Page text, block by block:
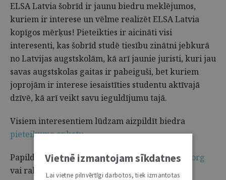
ELSA Latvia šobrīd ir jaunu biedru meklējumos,
kuriem ir interese un vēlme realizēt ELSA Latvia
kopīgos mērķus! Pieteikties ir aicināti visi
interesenti, kas šobrīd studē tiesību zinātni jebkurā
no Latvijas augstskolām, kā arī jaunie juristi, kuri jau
savas augstskolas gaitas ir pabeiguši, bet kuriem
joprojām ir interese iesaistīties studentu aktīvajā
dzīvē, kā arī veikt savu ieguldījumu tajā.
Visiem interesentiem lūdzam aizpildīt biedra
pieteikuma anketu.
Papildus informāciju variet meklēthttps://elsa.org
vai rakstot uz elsa.latvija@gmail.com
Vietnē izmantojam sīkdatnes
Lai vietne pilnvērtīgi darbotos, tiek izmantotas